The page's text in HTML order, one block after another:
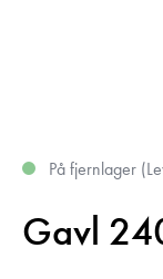
På fjernlager
Gavl